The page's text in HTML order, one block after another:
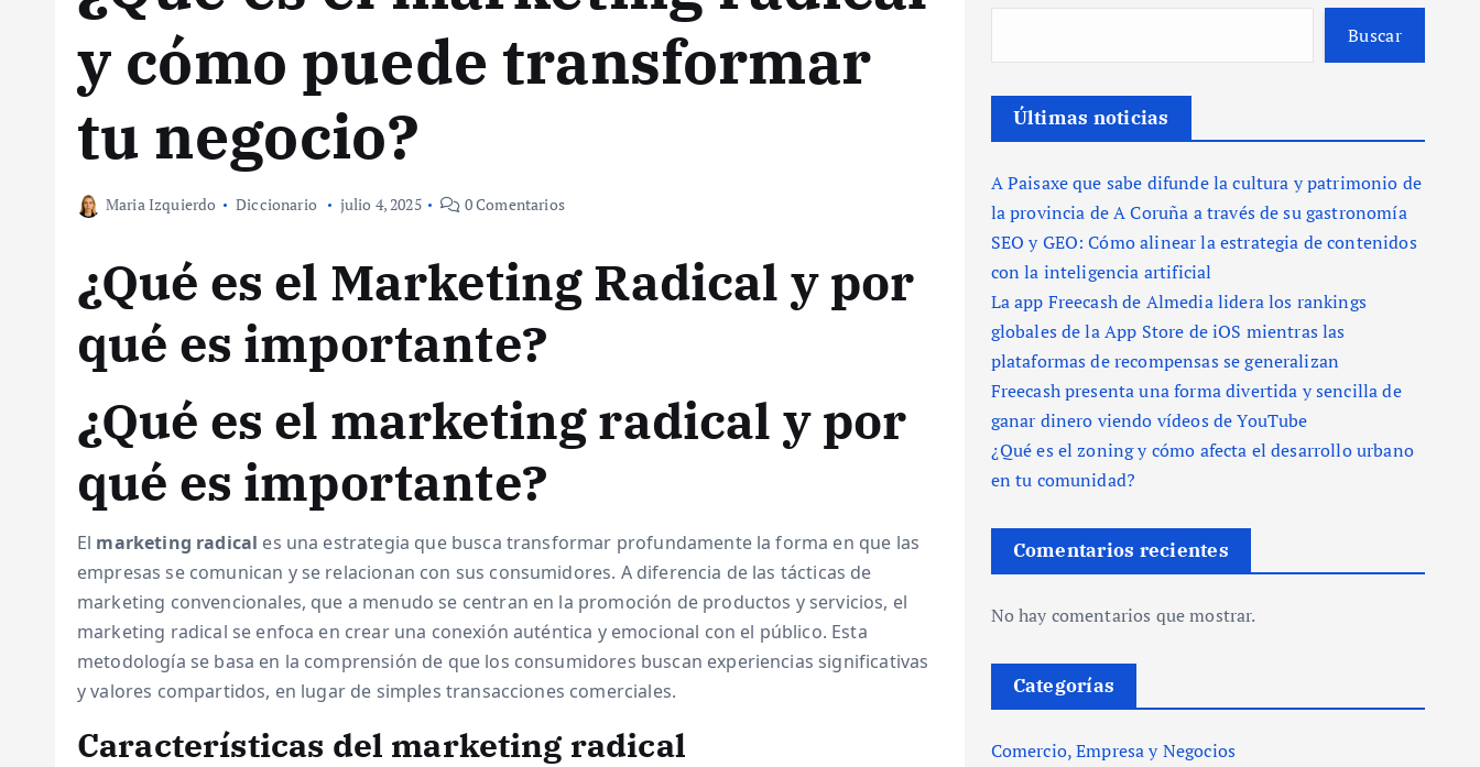
y cómo puede transformar
tu negocio?
Maria Izquierdo Diccionario julio 4, 2025 0 Comentarios
¿Qué es el Marketing Radical y por
qué es importante?
¿Qué es el marketing radical y por
qué es importante?
El marketing radical es una estrategia que busca transformar profundamente la forma en que las
empresas se comunican y se relacionan con sus consumidores. A diferencia de las tácticas de
marketing convencionales, que a menudo se centran en la promoción de productos y servicios, el
marketing radical se enfoca en crear una conexión auténtica y emocional con el público. Esta
metodología se basa en la comprensión de que los consumidores buscan experiencias significativas
y valores compartidos, en lugar de simples transacciones comerciales.
Características del marketing radical
Buscar
Últimas noticias
A Paisaxe que sabe difunde la cultura y patrimonio de
la provincia de A Coruña a través de su gastronomía
SEO y GEO: Cómo alinear la estrategia de contenidos
con la inteligencia artificial
La app Freecash de Almedia lidera los rankings
globales de la App Store de iOS mientras las
plataformas de recompensas se generalizan
Freecash presenta una forma divertida y sencilla de
ganar dinero viendo vídeos de YouTube
¿Qué es el zoning y cómo afecta el desarrollo urbano
en tu comunidad?
Comentarios recientes
No hay comentarios que mostrar.
Categorías
Comercio, Empresa y Negocios